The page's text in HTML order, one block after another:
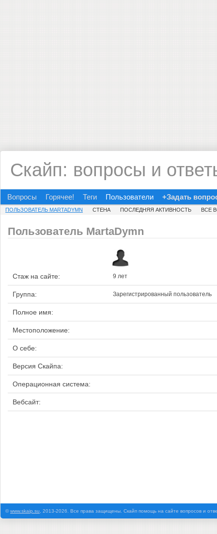
Скайп: вопросы и
Вопросы Горячее! Теги Пользователи +Задать
ПОЛЬЗОВАТЕЛЬ MARTADYMN СТЕНА ПОСЛЕДНЯЯ АКТИВНОСТЬ ВСЕ
Пользователь MartaDymn
Стаж на сайте: 9 лет
Группа: Зарегистрированный пользователь
Полное имя:
Местоположение:
О себе:
Версия Скайпа:
Операционная система:
Вебсайт:
©www.skaip.su , 2013-2026. Все права защищены. Скайп помощь на сайте вопросов и